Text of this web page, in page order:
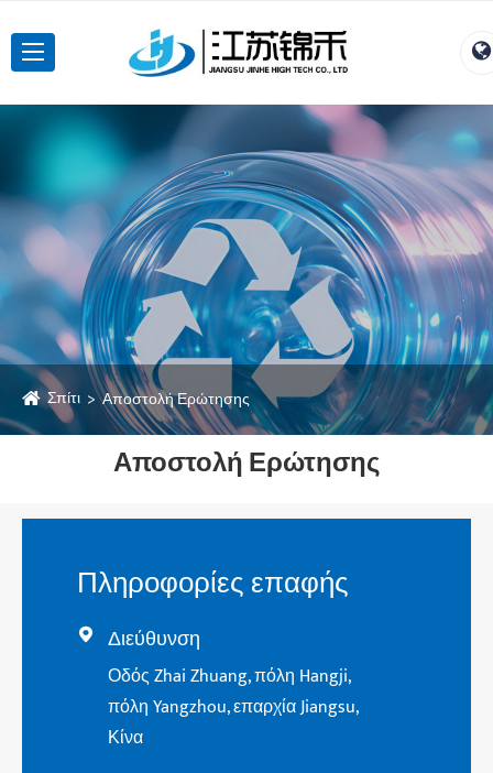
Σπίτι Αποστολή Ερώτησης
Αποστολή Ερώτησης
Πληροφορίες επαφής
 Διεύθυνση
Οδός Zhai Zhuang, πόλη Hangji,
πόλη Yangzhou, επαρχία Jiangsu,
Κίνα